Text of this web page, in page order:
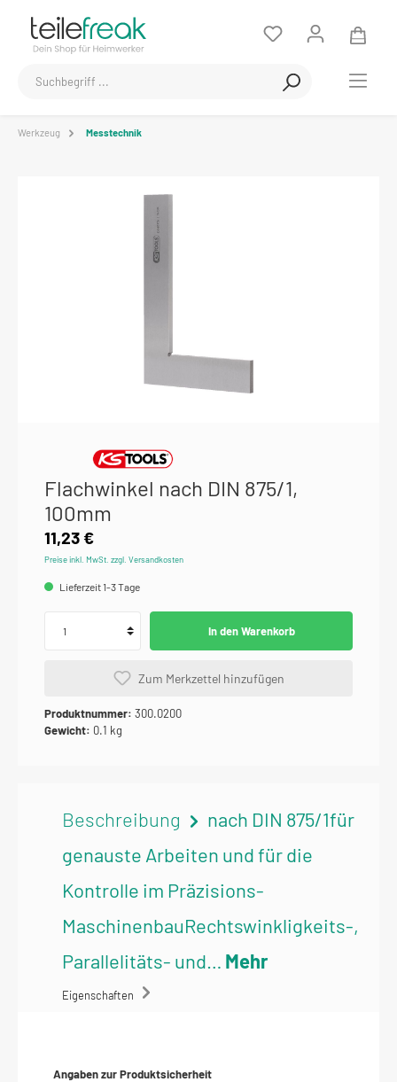
Werkzeug Messtechnik
Flachwinkel nach DIN 875/1,
100mm
11,23 €
Preise inkl. MwSt. zzgl. Versandkosten
Lieferzeit 1-3 Tage
In den Warenkorb
Zum Merkzettel hinzufügen
Produktnummer: 300.0200
Gewicht: 0.1 kg
Beschreibung
nach DIN 875/1für
genauste Arbeiten und für die
Kontrolle im Präzisions-
MaschinenbauRechtswinkligkeits-,
Parallelitäts- und… Mehr
Eigenschaften
Angaben zur Produktsicherheit